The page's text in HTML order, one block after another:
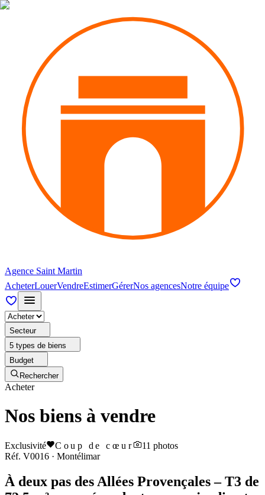
Agence Saint Martin
AcheterLouerVendreEstimerGérerNos agencesNotre équipe
Secteur
5 types de biens
Budget
Rechercher
Acheter
Nos biens à vendre
Exclusivité Coup de cœur 11 photos
Réf. V0016 · Montélimar
À deux pas des Allées Provençales – T3 de